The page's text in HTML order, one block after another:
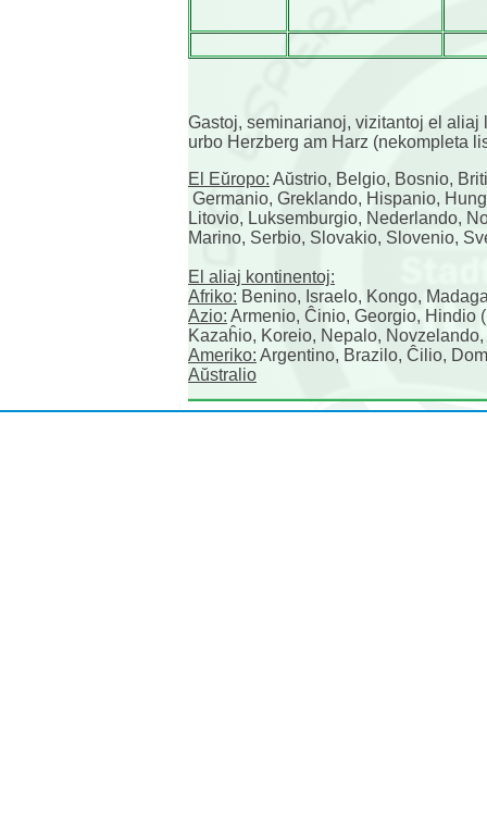
Gastoj, seminarianoj, vizitantoj el
urbo Herzberg am Harz (nekompleta
El Eŭropo: Aŭstrio, Belgio, Bosnio,
Germanio, Greklando, Hispanio,
Litovio, Luksemburgio, Nederlando,
Marino, Serbio, Slovakio, Slovenio,
El aliaj kontinentoj:
Afriko: Benino, Israelo, Kongo,
Azio: Armenio, Ĉinio, Georgio, Hindio
Kazaĥio, Koreio, Nepalo,
Ameriko: Argentino, Brazilo, Ĉilio,
Aŭstralio